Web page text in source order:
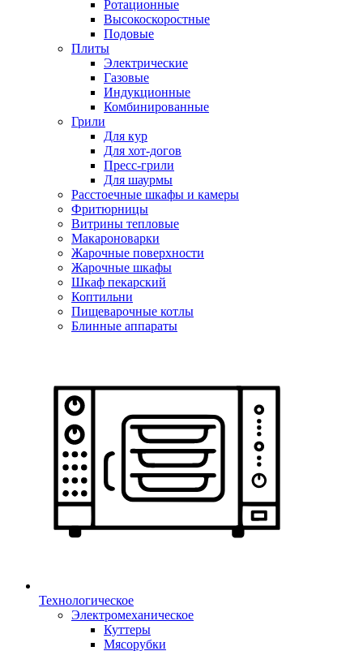
Ротационные
Высокоскоростные
Подовые
Плиты
Электрические
Газовые
Индукционные
Комбинированные
Грили
Для кур
Для хот-догов
Пресс-грили
Для шаурмы
Расстоечные шкафы и камеры
Фритюрницы
Витрины тепловые
Макароноварки
Жарочные поверхности
Жарочные шкафы
Шкаф пекарский
Коптильни
Пищеварочные котлы
Блинные аппараты
Технологическое
Электромеханическое
Куттеры
Мясорубки